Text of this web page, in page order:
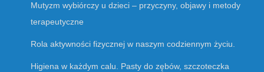
Mutyzm wybiórczy u dzieci – przyczyny, objawy i metody
terapeutyczne
Rola aktywności fizycznej w naszym codziennym życiu.
Higiena w każdym calu. Pasty do zębów, szczoteczka